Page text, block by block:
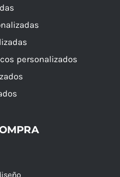
personalizados